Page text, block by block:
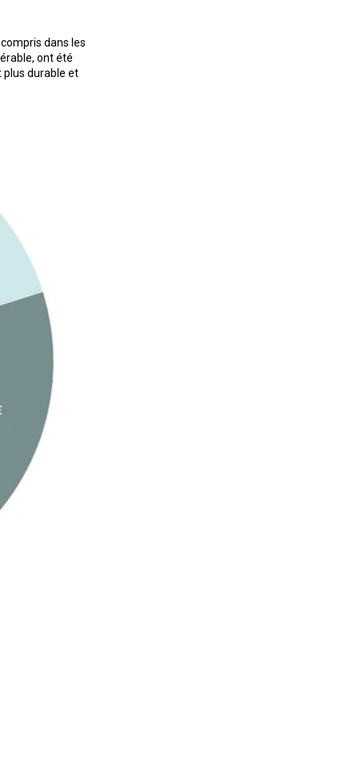
dans les
ont été
plus durable et